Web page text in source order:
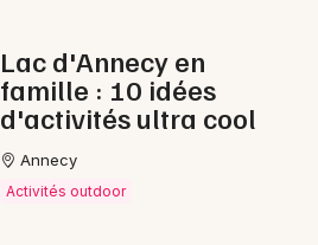
Lac d'Annecy en
famille : 10 idées
d'activités ultra cool
Annecy
Activités outdoor